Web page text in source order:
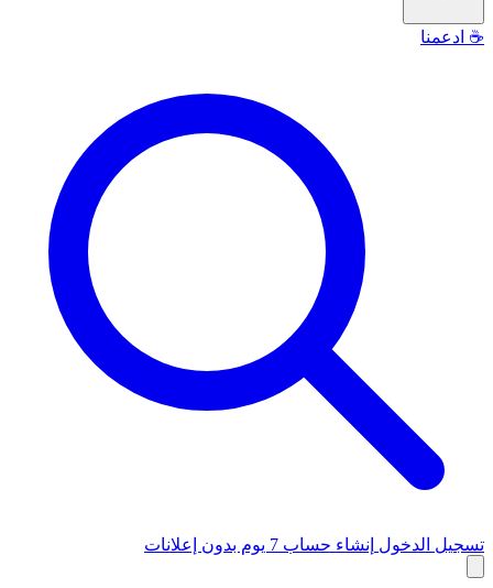
☕ ادعمنا
تسجيل الدخول إنشاء حساب 7 يوم بدون إعلانات